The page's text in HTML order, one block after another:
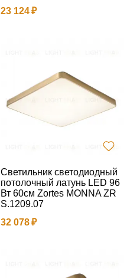
23 124
Светильник светодиодный
потолочный латунь LED 96
Вт 60см Zortes MONNA ZR
S.1209.07
32 078